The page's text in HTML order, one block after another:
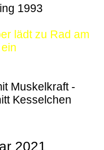
1993
lädt zu Rad am
Muskelkraft -
Kesselchen
2021